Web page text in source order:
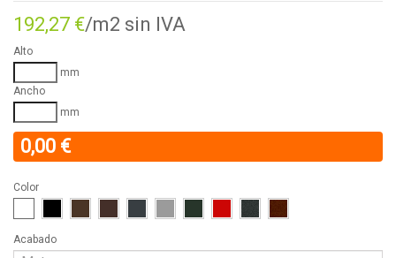
192,27 €/m2 sin IVA
Alto
mm
Ancho
mm
0,00 €
Color
Acabado